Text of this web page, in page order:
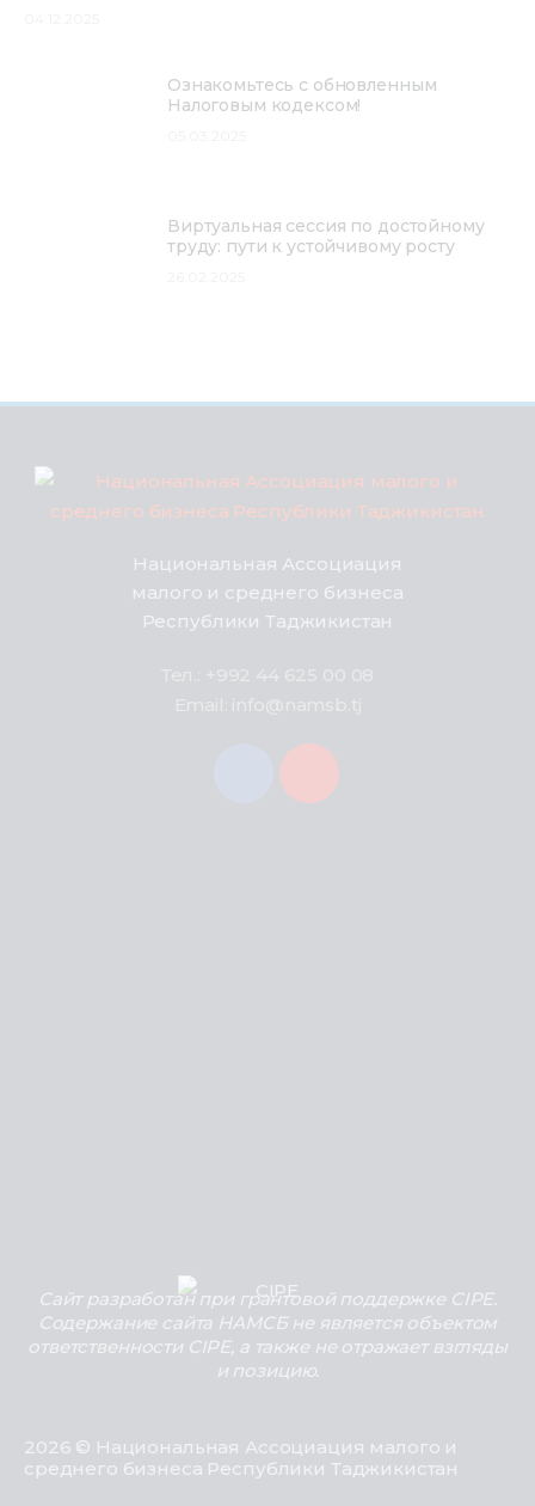
Ознакомьтесь с обновленным
Налоговым кодексом!
Виртуальная сессия по достойному
труду: пути к устойчивому росту
Национальная Ассоциация
малого и среднего бизнеса
Республики Таджикистан
Сайт разработан при грантовой поддержке CIPE.
Содержание сайта НАМСБ не является объектом
ответственности CIPE, а также не отражает взгляды
и позицию.
2026 © Национальная Ассоциация малого и
среднего бизнеса Республики Таджикистан